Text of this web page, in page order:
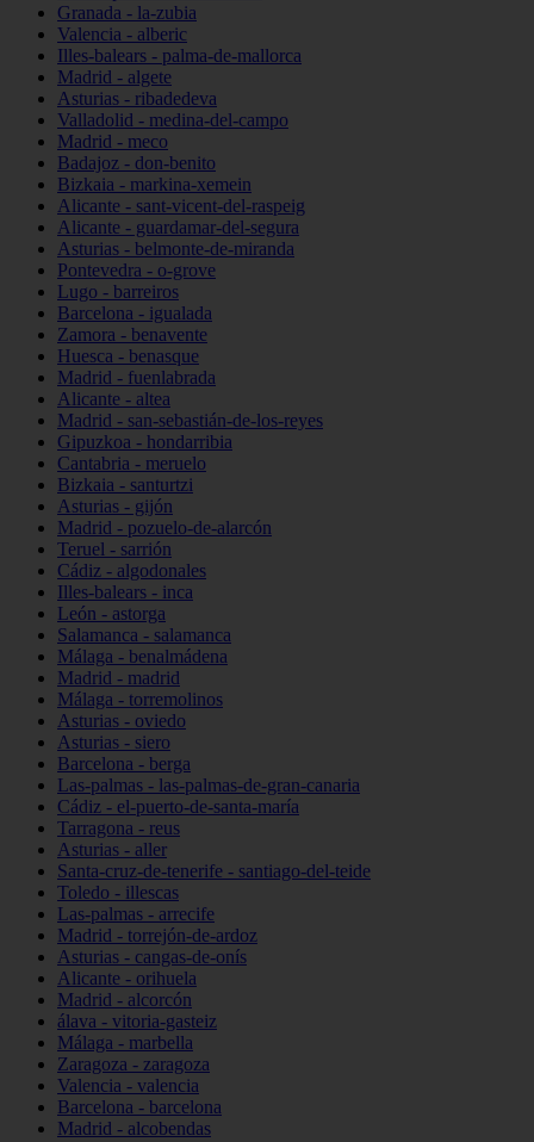
Granada - la-zubia
Valencia - alberic
Illes-balears - palma-de-mallorca
Madrid - algete
Asturias - ribadedeva
Valladolid - medina-del-campo
Madrid - meco
Badajoz - don-benito
Bizkaia - markina-xemein
Alicante - sant-vicent-del-raspeig
Alicante - guardamar-del-segura
Asturias - belmonte-de-miranda
Pontevedra - o-grove
Lugo - barreiros
Barcelona - igualada
Zamora - benavente
Huesca - benasque
Madrid - fuenlabrada
Alicante - altea
Madrid - san-sebastián-de-los-reyes
Gipuzkoa - hondarribia
Cantabria - meruelo
Bizkaia - santurtzi
Asturias - gijón
Madrid - pozuelo-de-alarcón
Teruel - sarrión
Cádiz - algodonales
Illes-balears - inca
León - astorga
Salamanca - salamanca
Málaga - benalmádena
Madrid - madrid
Málaga - torremolinos
Asturias - oviedo
Asturias - siero
Barcelona - berga
Las-palmas - las-palmas-de-gran-canaria
Cádiz - el-puerto-de-santa-maría
Tarragona - reus
Asturias - aller
Santa-cruz-de-tenerife - santiago-del-teide
Toledo - illescas
Las-palmas - arrecife
Madrid - torrejón-de-ardoz
Asturias - cangas-de-onís
Alicante - orihuela
Madrid - alcorcón
álava - vitoria-gasteiz
Málaga - marbella
Zaragoza - zaragoza
Valencia - valencia
Barcelona - barcelona
Madrid - alcobendas